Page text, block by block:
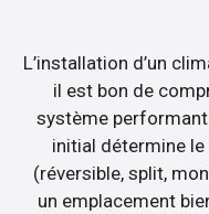
L’installation d’un
il est bon de
système
initial détermine
(réversible, split,
un emplacement